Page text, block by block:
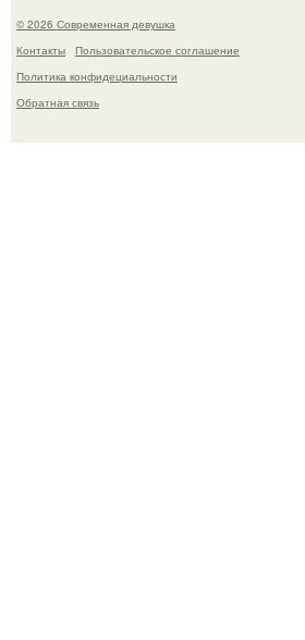
© 2026 Современная девушка
Контакты
Пользовательское соглашение
Политика конфидециальности
Обратная связь